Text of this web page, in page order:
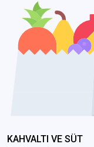
KAHVALTI VE SÜT